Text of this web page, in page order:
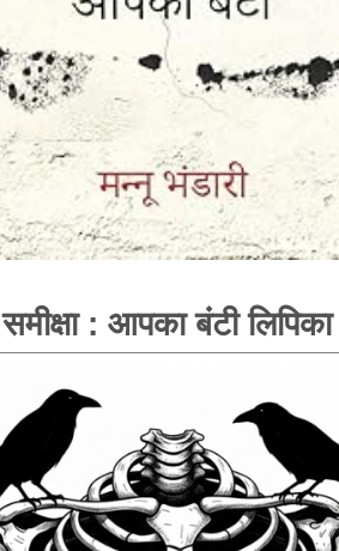
समीक्षा : आपका बंटी लिपिका